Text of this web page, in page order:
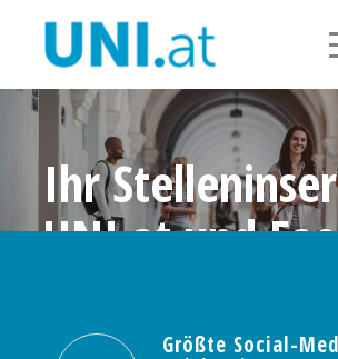
Ihr
UNI.at und
Größte Social-